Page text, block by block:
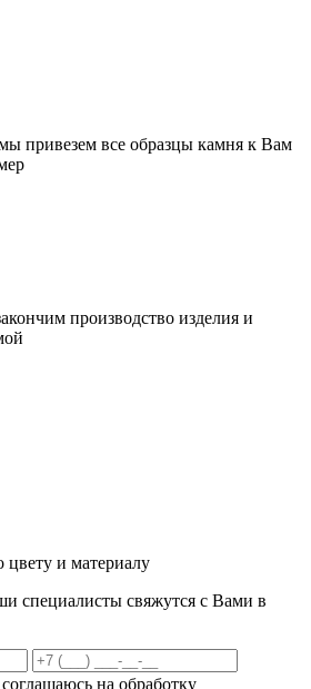
привезем все образцы камня к Вам
производство изделия и
и материалу
специалисты свяжутся с Вами в
на обработку